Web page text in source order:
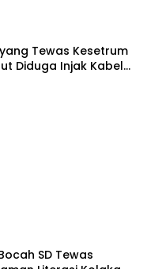
Tewas Kesetrum
Diduga Injak Kabel
SD Tewas